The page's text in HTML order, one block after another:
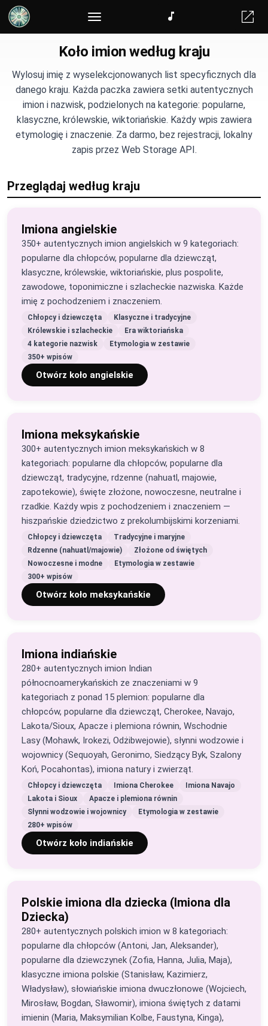
Losowy podział na drużyny
Koło imion według kraju
Wylosuj imię z wyselekcjonowanych list specyficznych dla
danego kraju. Każda paczka zawiera setki autentycznych
imion i nazwisk, podzielonych na kategorie: popularne,
klasyczne, królewskie, wiktoriańskie. Każdy wpis zawiera
etymologię i znaczenie. Za darmo, bez rejestracji, lokalny
zapis przez Web Storage API.
Przeglądaj według kraju
Imiona angielskie
350+ autentycznych imion angielskich w 9 kategoriach:
popularne dla chłopców, popularne dla dziewcząt,
klasyczne, królewskie, wiktoriańskie, plus pospolite,
zawodowe, toponimiczne i szlacheckie nazwiska. Każde
imię z pochodzeniem i znaczeniem.
Chłopcy i dziewczęta
Klasyczne i tradycyjne
Królewskie i szlacheckie
Era wiktoriańska
4 kategorie nazwisk
Etymologia w zestawie
350+ wpisów
Otwórz koło angielskie
Imiona meksykańskie
300+ autentycznych imion meksykańskich w 8
kategoriach: popularne dla chłopców, popularne dla
dziewcząt, tradycyjne, rdzenne (nahuatl, majowie,
zapotekowie), święte złożone, nowoczesne, neutralne i
rzadkie. Każdy wpis z pochodzeniem i znaczeniem —
hiszpańskie dziedzictwo z prekolumbijskimi korzeniami.
Chłopcy i dziewczęta
Tradycyjne i maryjne
Rdzenne (nahuatl/majowie)
Złożone od świętych
Nowoczesne i modne
Etymologia w zestawie
300+ wpisów
Otwórz koło meksykańskie
Imiona indiańskie
280+ autentycznych imion Indian
północnoamerykańskich ze znaczeniami w 9
kategoriach z ponad 15 plemion: popularne dla
chłopców, popularne dla dziewcząt, Cherokee, Navajo,
Lakota/Sioux, Apacze i plemiona równin, Wschodnie
Lasy (Mohawk, Irokezi, Odżibwejowie), słynni wodzowie i
wojownicy (Sequoyah, Geronimo, Siedzący Byk, Szalony
Koń, Pocahontas), imiona natury i zwierząt.
Chłopcy i dziewczęta Imiona Cherokee
Imiona Navajo
Lakota i Sioux
Apacze i plemiona równin
Słynni wodzowie i wojownicy
Etymologia w zestawie
280+ wpisów
Otwórz koło indiańskie
Polskie imiona dla dziecka (Imiona dla
Dziecka)
280+ autentycznych polskich imion w 8 kategoriach:
popularne dla chłopców (Antoni, Jan, Aleksander),
popularne dla dziewczynek (Zofia, Hanna, Julia, Maja),
klasyczne imiona polskie (Stanisław, Kazimierz,
Władysław), słowiańskie imiona dwuczłonowe (Wojciech,
Mirosław, Bogdan, Sławomir), imiona świętych z datami
imienin (Maria, Maksymilian Kolbe, Faustyna, Kinga),